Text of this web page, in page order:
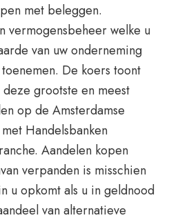
met beleggen.
vermogensbeheer welke u
van uw onderneming
De koers toont
grootste en meest
op de Amsterdamse
Handelsbanken
Aandelen kopen
verpanden is misschien
u opkomt als u in geldnood
van alternatieve